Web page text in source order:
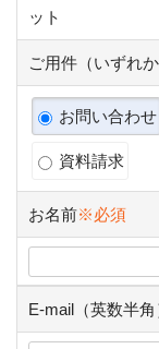
ット
ご用件（いずれ
お問い合わせ
資料請求
お名前※必須
E-mail（英数半角